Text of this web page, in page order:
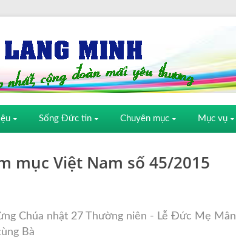
Sống Đức tin Chuyên mục Mục vụ
mục Việt Nam số 45/2015
Chúa nhật 27 Thường niên - Lễ Đức Mẹ Mân
Bà